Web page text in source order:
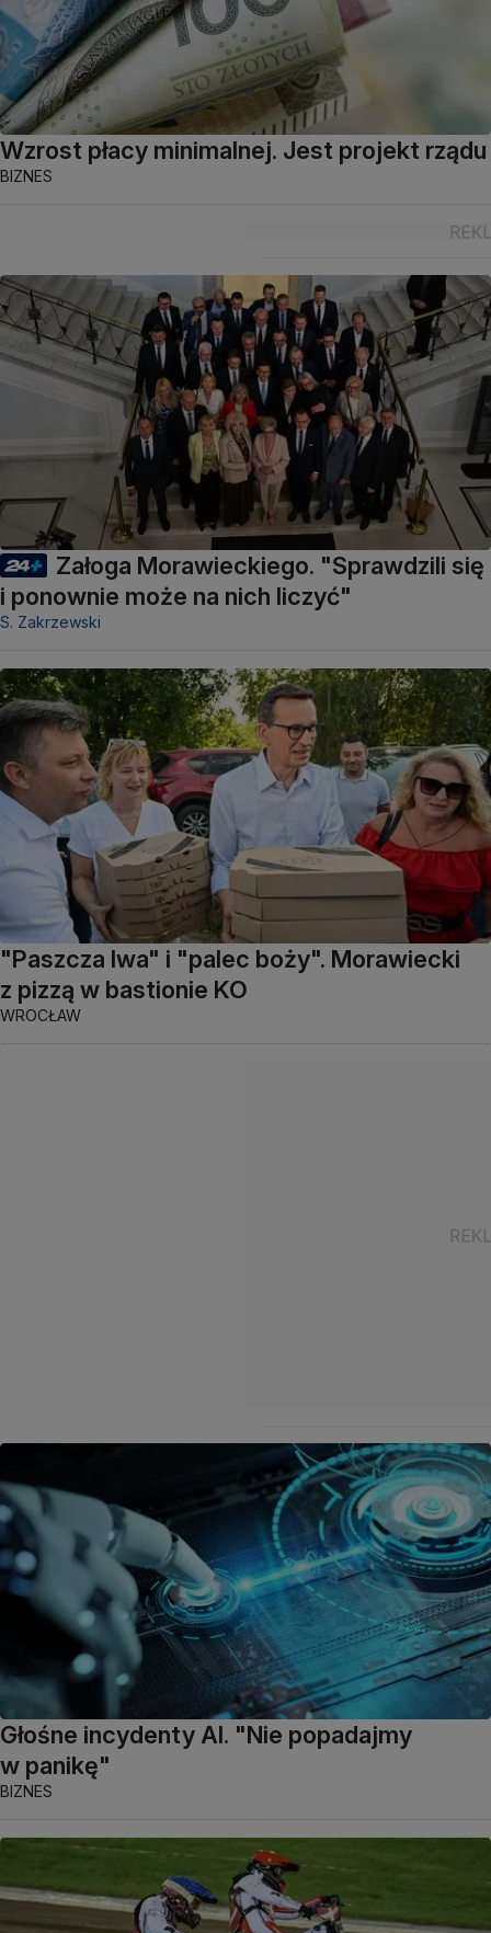
Wzrost płacy minimalnej. Jest projekt rządu
BIZNES
Załoga Morawieckiego. "Sprawdzili się
i ponownie może na nich liczyć"
S. Zakrzewski
"Paszcza lwa" i "palec boży". Morawiecki
z pizzą w bastionie KO
WROCŁAW
Głośne incydenty AI. "Nie popadajmy
w panikę"
BIZNES